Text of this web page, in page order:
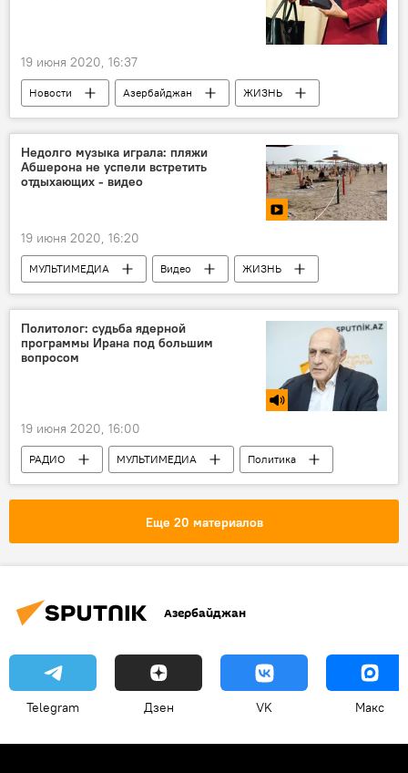
19 июня 2020, 16:37
Новости Азербайджан
ЖИЗНЬ
Политика
Генеральная прокуратура АР
Недолго музыка играла: пляжи
Абшерона не успели встретить
отдыхающих - видео
19 июня 2020, 16:20
МУЛЬТИМЕДИА Видео
ЖИЗНЬ
Азербайджан
Новости
Политолог: судьба ядерной
программы Ирана под большим
вопросом
19 июня 2020, 16:00
РАДИО МУЛЬТИМЕДИА
Политика
Новости мира
Новости
Еще 20 материалов
Азербайджан
Telegram Дзен VK Макс